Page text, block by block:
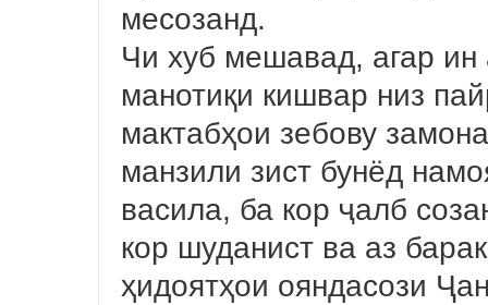
месозанд.
Чи хуб мешавад, агар ин
манотиқи кишвар низ
мактабҳои зебову
манзили зист бунёд
васила, ба кор ҷалб
кор шуданист ва аз
ҳидоятҳои ояндасози